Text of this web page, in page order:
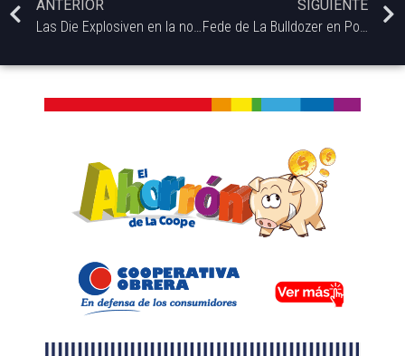
ANTERIOR
SIGUIENTE